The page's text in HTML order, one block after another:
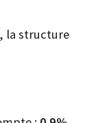
la structure